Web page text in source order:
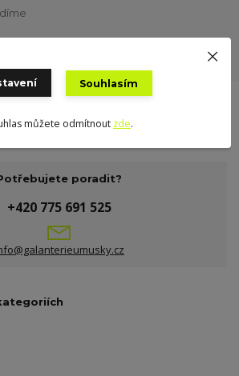
poradit?
+420 775 691 525
Souhlasím
můžete odmítnout zde.